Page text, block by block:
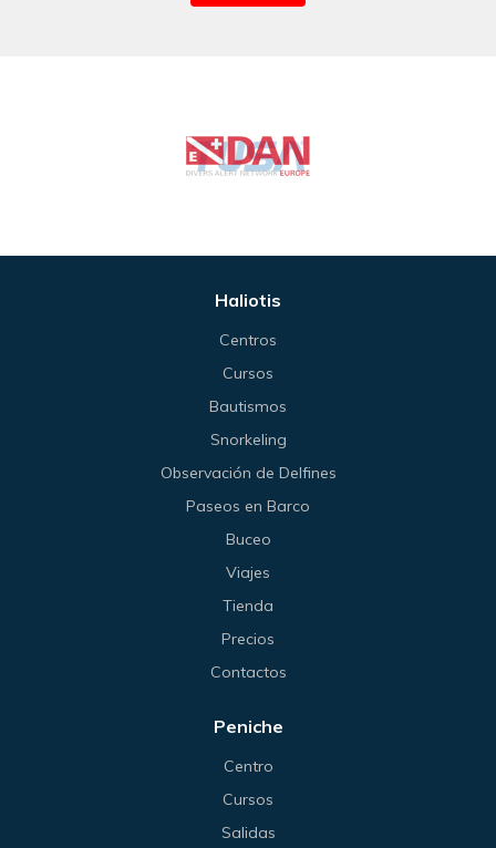
Haliotis
Centros
Cursos
Bautismos
Snorkeling
Observación de Delfines
Paseos en Barco
Buceo
Viajes
Tienda
Precios
Contactos
Peniche
Centro
Cursos
Salidas